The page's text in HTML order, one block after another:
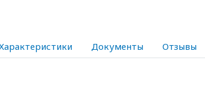
Документы Отзывы